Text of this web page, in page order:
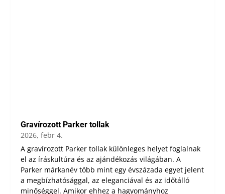
Gravírozott Parker tollak
2026, febr 4.
A gravírozott Parker tollak különleges helyet foglalnak
el az íráskultúra és az ajándékozás világában. A
Parker márkanév több mint egy évszázada egyet jelent
a megbízhatósággal, az eleganciával és az időtálló
minőséggel. Amikor ehhez a hagyományhoz